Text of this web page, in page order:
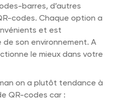
barres, d’autres
codes. Chaque option a
et est
son environnement. A
le mieux dans votre
on a plutôt tendance à
QR-codes car :